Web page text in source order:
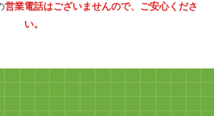
営業電話はございませんので、ご安心くださ
い。